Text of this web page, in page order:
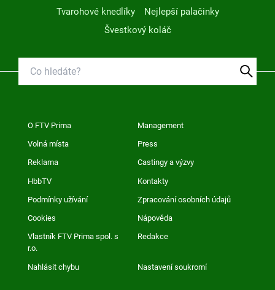
Tvarohové knedlíky
Nejlepší palačinky
Švestkový koláč
O FTV Prima Management
Volná místa Press
Reklama Castingy a výzvy
HbbTV Kontakty
Podmínky užívání Zpracování osobních údajů
Cookies Nápověda
Vlastník FTV Prima spol. s
r.o.
Redakce
Nahlásit chybu Nastavení soukromí